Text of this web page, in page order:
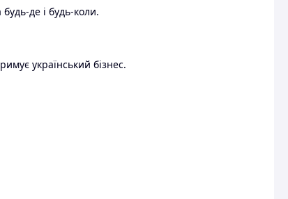
де і будь-коли.
український бізнес.